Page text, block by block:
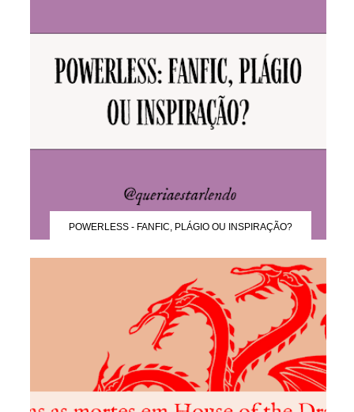
POWERLESS - FANFIC, PLÁGIO OU INSPIRAÇÃO?